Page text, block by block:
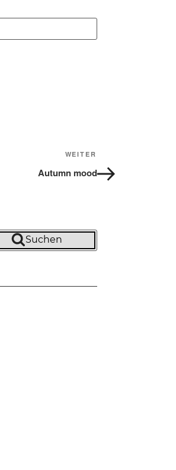
Beitrag
WEITER
Autumn mood
Suchen